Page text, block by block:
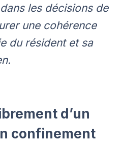
les décisions de
une cohérence
du résident et sa
d’un
confinement